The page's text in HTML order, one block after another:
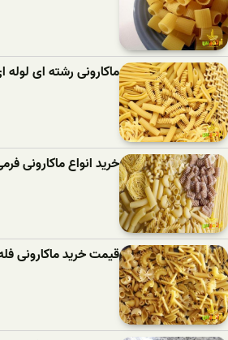
ماکارونی رشته ای
خرید انواع ماکارونی
قیمت خرید ماکارونی